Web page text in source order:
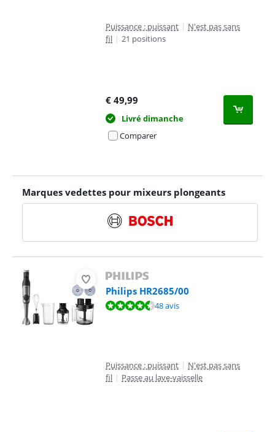
Puissance : puissant | N'est pas sans
fil | 21 positions
€ 49,99
Livré dimanche
Comparer
Marques vedettes pour mixeurs plongeants
Philips HR2685/00
La note est de 8,9 sur 10, basée sur 48 avis.48 avis
Puissance : puissant | N'est pas sans
fil | Passe au lave-vaisselle